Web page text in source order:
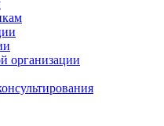
организации